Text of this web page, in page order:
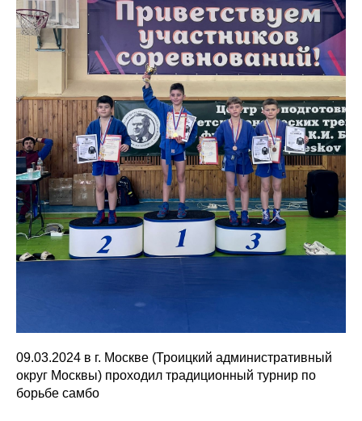
09.03.2024 в г. Москве (Троицкий административный
округ Москвы) проходил традиционный турнир по
борьбе самбо